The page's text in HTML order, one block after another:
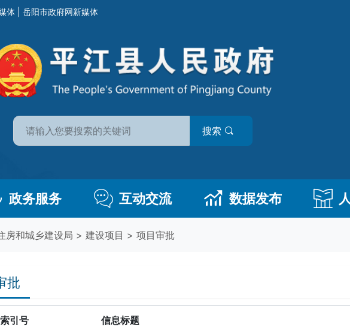
体 岳阳市政府网新媒体
搜索
政务服务 互动交流 数据发布
房和城乡建设局 > 建设项目 > 项目审批
批
索引号 信息标题